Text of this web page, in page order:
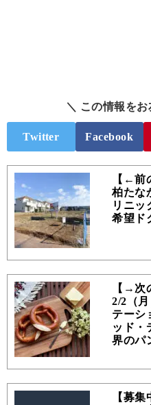
＼ この情報を
Twitter Facebook
【←前
柏たな
リニッ
希望ド
【→次
2/2（
テーシ
ッド・
界のパ
【募